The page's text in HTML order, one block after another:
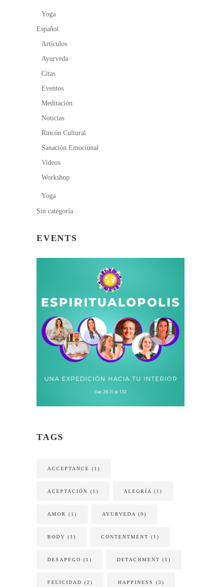
Yoga
Español
Artículos
Ayurveda
Citas
Eventos
Meditación
Noticias
Rincón Cultural
Sanación Emocional
Videos
Workshop
Yoga
Sin categoría
EVENTS
TAGS
ACCEPTANCE (1)
ACEPTACIÓN (1) ALEGRÍA (1)
AMOR (1) AYURVEDA (9)
BODY (1) CONTENTMENT (1)
DESAPEGO (1) DETACHMENT (1)
FELICIDAD (2) HAPPINESS (3)